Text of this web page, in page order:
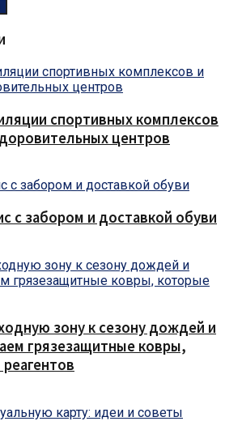
спортивных комплексов
центров
с забором и доставкой обуви
зону к сезону дождей и
грязезащитные ковры,